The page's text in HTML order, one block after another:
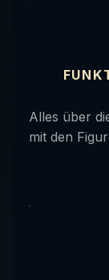
Alles über
mit den